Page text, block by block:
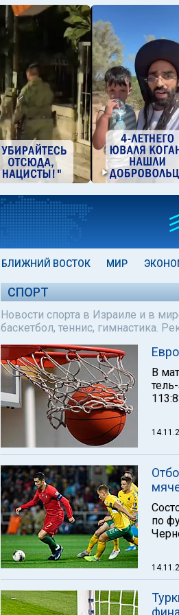
БЛИЖНИЙ ВОСТОК МИР
СПОРТ
Новости спорта в Израиле и в
баскетбол, теннис, гимнастика.
В
по